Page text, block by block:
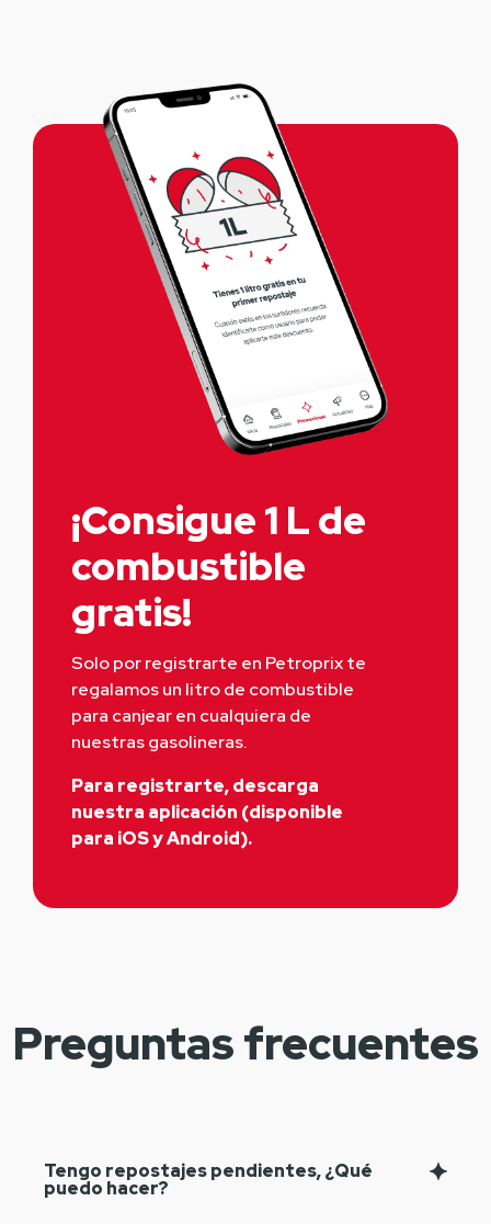
¡Consigue 1 L de
combustible
gratis!
Solo por registrarte en Petroprix te
regalamos un litro de combustible
para canjear en cualquiera de
nuestras gasolineras.
Para registrarte, descarga
nuestra aplicación (disponible
para iOS y Android).
Preguntas frecuentes
Tengo repostajes pendientes, ¿Qué
puedo hacer?